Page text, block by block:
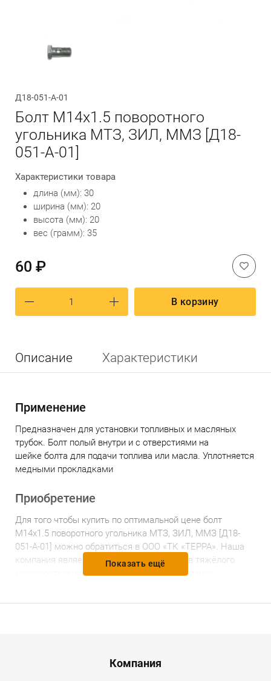
Д18-051-А-01
Болт М14х1.5 поворотного
угольника МТЗ, ЗИЛ, ММЗ [Д18-
051-А-01]
Характеристики товара
длина (мм): 30
ширина (мм): 20
высота (мм): 20
вес (грамм): 35
60 ₽
В корзину
Описание Характеристики
Применение
Предназначен для установки топливных и масляных
трубок. Болт полый внутри и с отверстиями на
шейке болта для подачи топлива или масла. Уплотняется
медными прокладками
Приобретение
Для того чтобы купить по оптимальной цене болт
М14х1.5 поворотного угольника МТЗ, ЗИЛ, ММЗ [Д18-
051-А-01] можно обратиться в ООО «ТК «ТЕРРА». Наша
компания является дилером ряда заводов тяжёлого
машиностроения. На всюпродукциюкомпании
Показать ещё
Компания